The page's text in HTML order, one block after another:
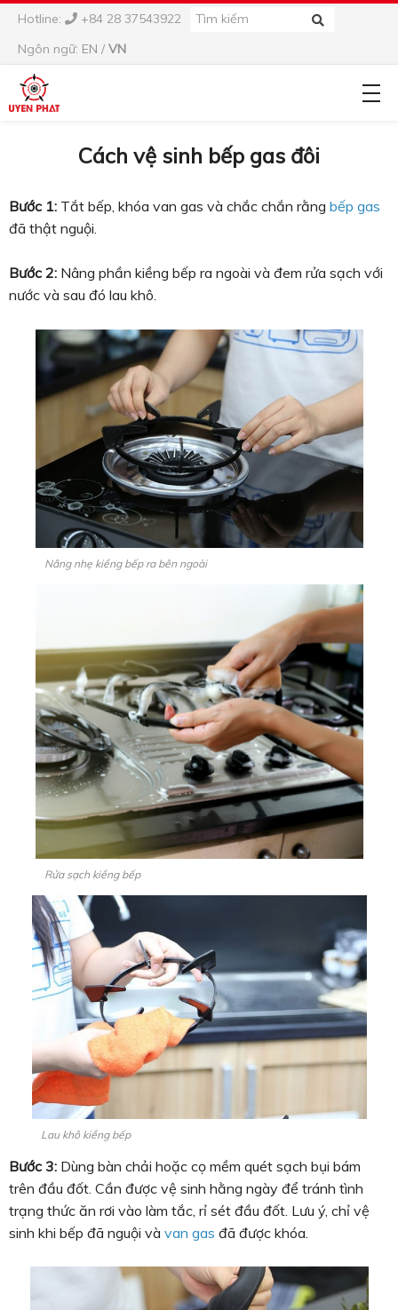
Hotline:
+84 28 37543922
Ngôn ngữ: EN / VN
Cách vệ sinh bếp gas đôi
Bước 1: Tắt bếp, khóa van gas và chắc chắn rằng bếp gas
đã thật nguội.
Bước 2: Nâng phần kiềng bếp ra ngoài và đem rửa sạch với
nước và sau đó lau khô.
Nâng nhẹ kiềng bếp ra bên ngoài
Rửa sạch kiềng bếp
Lau khô kiềng bếp
Bước 3: Dùng bàn chải hoặc cọ mềm quét sạch bụi bám
trên đầu đốt. Cần được vệ sinh hằng ngày để tránh tình
trạng thức ăn rơi vào làm tắc, rỉ sét đầu đốt. Lưu ý, chỉ vệ
sinh khi bếp đã nguội và van gas đã được khóa.